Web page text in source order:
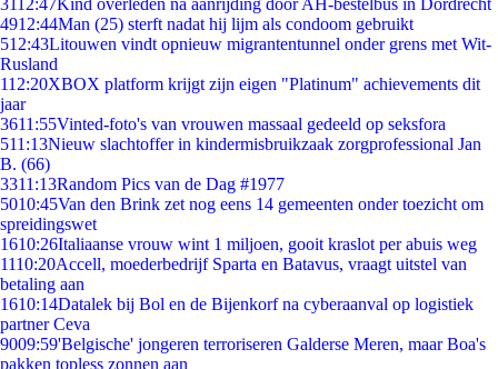
3112:47Kind overleden na aanrijding door AH-bestelbus in Dordrecht
4912:44Man (25) sterft nadat hij lijm als condoom gebruikt
512:43Litouwen vindt opnieuw migrantentunnel onder grens met Wit-
Rusland
112:20XBOX platform krijgt zijn eigen "Platinum" achievements dit
jaar
3611:55Vinted-foto's van vrouwen massaal gedeeld op seksfora
511:13Nieuw slachtoffer in kindermisbruikzaak zorgprofessional Jan
B. (66)
3311:13Random Pics van de Dag #1977
5010:45Van den Brink zet nog eens 14 gemeenten onder toezicht om
spreidingswet
1610:26Italiaanse vrouw wint 1 miljoen, gooit kraslot per abuis weg
1110:20Accell, moederbedrijf Sparta en Batavus, vraagt uitstel van
betaling aan
1610:14Datalek bij Bol en de Bijenkorf na cyberaanval op logistiek
partner Ceva
9009:59'Belgische' jongeren terroriseren Galderse Meren, maar Boa's
pakken topless zonnen aan